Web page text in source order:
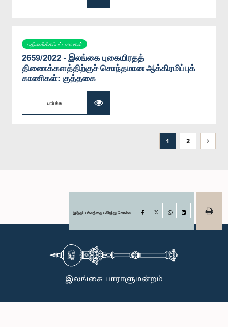
பதிலளிக்கப்பட்டவைகள்
2659/2022 - இலங்கை புகையிரதத்
திணைக்களத்திற்குச் சொந்தமான ஆக்கிரமிப்புக்
காணிகள்: குத்தகை
பார்க்க
1 2
இந்தப் பக்கத்தை பகிர்ந்து கொள்க Facebook